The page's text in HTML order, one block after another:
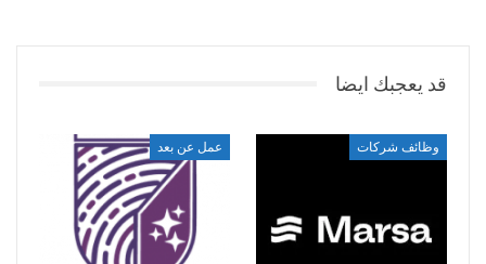
قد يعجبك ايضا
وظائف شركات عمل عن بعد